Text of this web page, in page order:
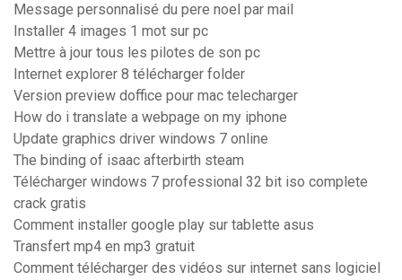
Message personnalisé du pere noel par mail
Installer 4 images 1 mot sur pc
Mettre à jour tous les pilotes de son pc
Internet explorer 8 télécharger folder
Version preview doffice pour mac telecharger
How do i translate a webpage on my iphone
Update graphics driver windows 7 online
The binding of isaac afterbirth steam
Télécharger windows 7 professional 32 bit iso complete
crack gratis
Comment installer google play sur tablette asus
Transfert mp4 en mp3 gratuit
Comment télécharger des vidéos sur internet sans logiciel